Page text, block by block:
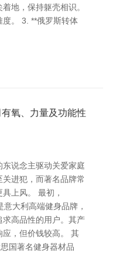
地，保持躯壳相识。
度。 3. **俄罗斯转体
氧、力量及功能性
说念主驱动关爱家庭
进犯，而著名品牌常
上风。 最初，
大利高端健身品牌，
求高品性的用户。其产
，但价钱较高。 其
国著名健身器材品